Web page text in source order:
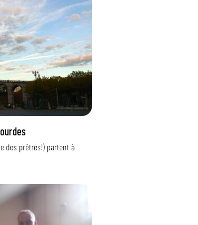
des prêtres!) partent à